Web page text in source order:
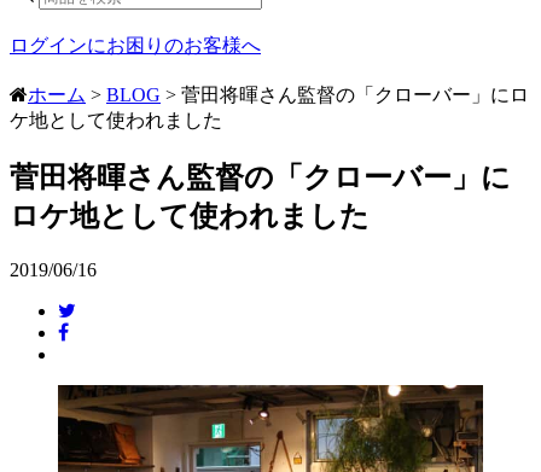
品
検
ログインにお困りのお客様へ
ホーム > BLOG > 菅田将暉さん監督の「クローバー」にロ
ケ地として使われました
菅田将暉さん監督の「クローバー」に
ロケ地として使われました
2019/06/16